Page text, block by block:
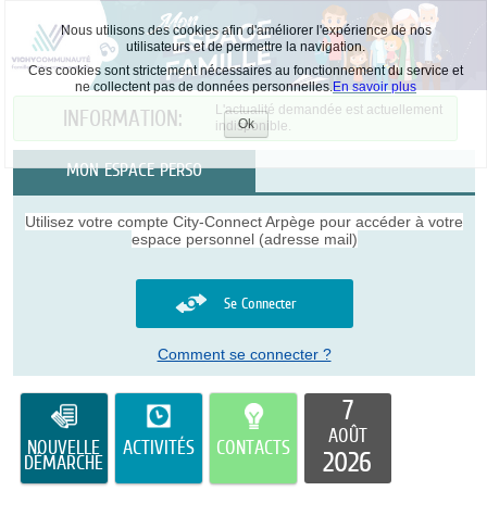
Nous utilisons des cookies afin d'améliorer l'expérience de nos
utilisateurs et de permettre la navigation.
Ces cookies sont strictement nécessaires au fonctionnement du service et
ne collectent pas de données personnelles.En savoir plus
Ok
Accepter
cookies
INFORMATION:
L'actualité demandée est actuellement
indisponible.
MON ESPACE PERSO
Utilisez votre compte City-Connect Arpège pour accéder à votre
espace personnel (adresse mail)
Se Connecter
Comment se connecter ?
NOUVELLE
DÉMARCHE
ACTIVITÉS CONTACTS
7
AOÛT
2026